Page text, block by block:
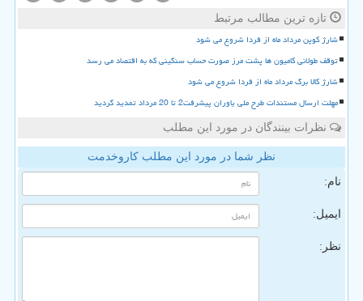
تازه ترین مطالب مرتبط
شارژ کوپن مرداد ماه از فردا شروع می شود
توقف طولانی کامیون ها پشت مرز صورت حساب سنگینی که به اقتصاد می رسد
شارژ کالا برگ مرداد ماه از فردا شروع می شود
مهلت ارسال مستندات طرح ملی یاوران پیشرفت2 تا 20 مرداد تمدید گردید
نظرات بینندگان در مورد این مطلب
نظر شما در مورد این مطلب کاروخدمت
نام:
ایمیل:
نظر: